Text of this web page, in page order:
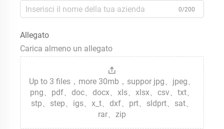
0/200
Allegato
Carica almeno un allegato
Up to 3 files，more 30mb，suppor jpg、jpeg、
png、pdf、doc、docx、xls、xlsx、csv、txt、
stp、step、igs、x_t、dxf、prt、sldprt、sat、
rar、zip